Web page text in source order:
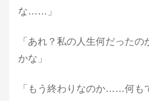
な……」
「あれ？私の人生何だった
かな」
「もう終わりなのか……何も